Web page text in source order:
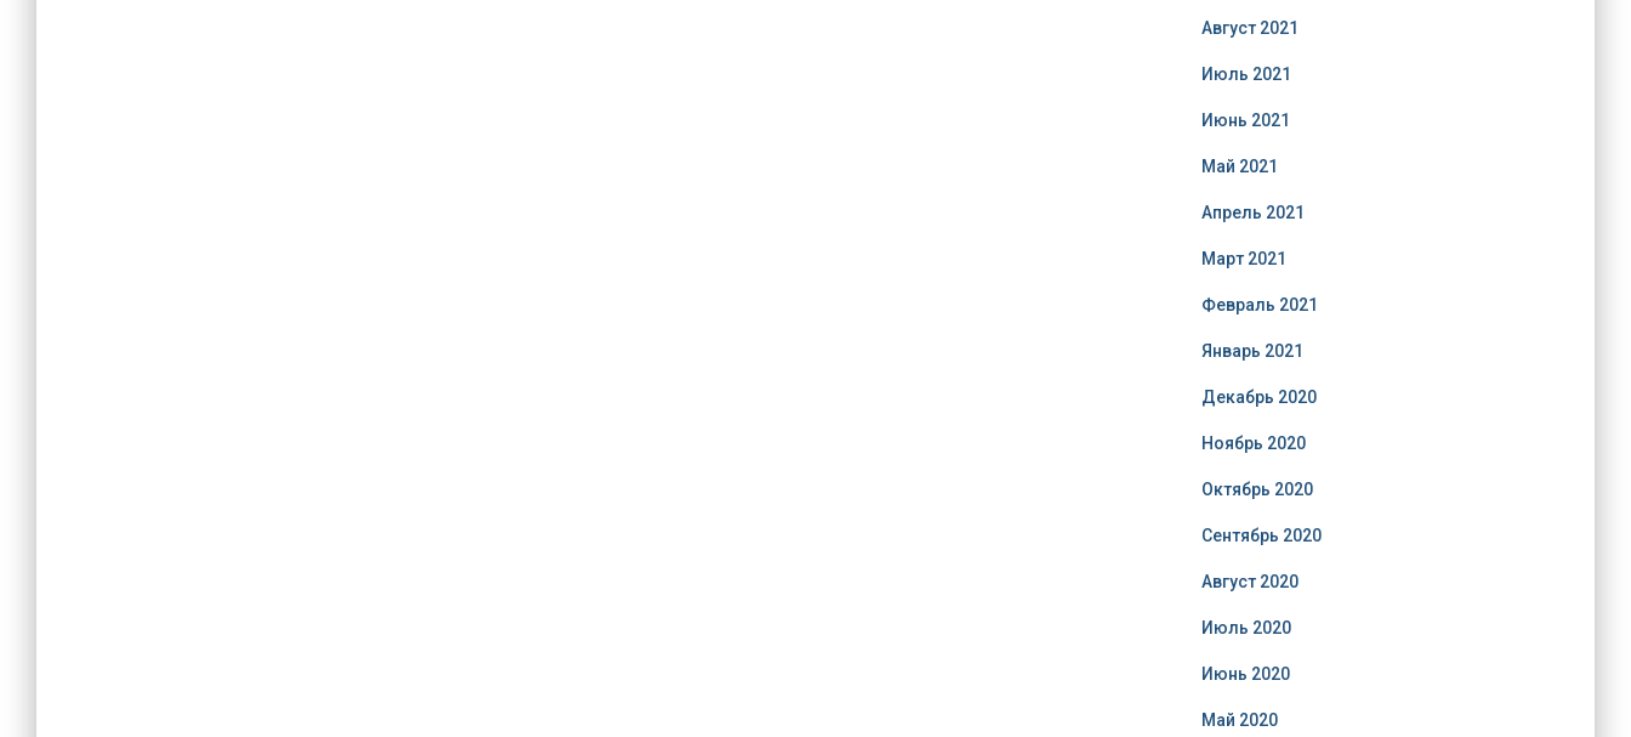
Август 2021
Июль 2021
Июнь 2021
Май 2021
Апрель 2021
Март 2021
Февраль 2021
Январь 2021
Декабрь 2020
Ноябрь 2020
Октябрь 2020
Сентябрь 2020
Август 2020
Июль 2020
Июнь 2020
Май 2020